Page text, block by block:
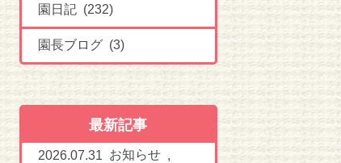
園日記 (232)
園長ブログ (3)
最新記事
2026.07.31 お知らせ ,